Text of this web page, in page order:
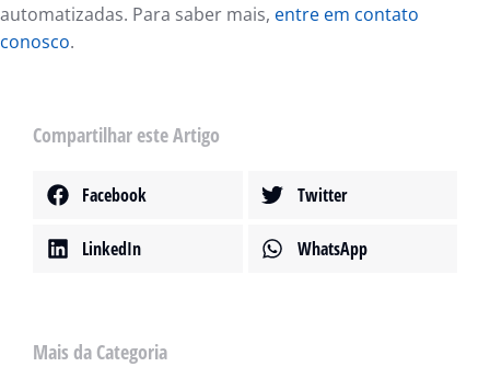
automatizadas. Para saber mais, entre em contato
conosco.
Compartilhar este Artigo
Facebook Twitter
LinkedIn WhatsApp
Mais da Categoria